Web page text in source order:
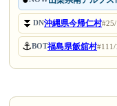
⏬DN沖縄県今帰仁村#25/
⚓BOT福島県飯舘村#111/